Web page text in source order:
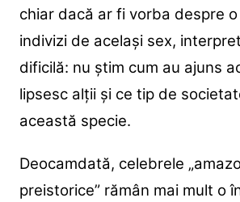
chiar dacă ar fi vorba despre
indivizi de același sex,
dificilă: nu știm cum au ajuns
lipsesc alții și ce tip de
această specie.
Deocamdată, celebrele
preistorice” rămân mai mult o